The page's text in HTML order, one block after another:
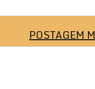
POSTAGEM